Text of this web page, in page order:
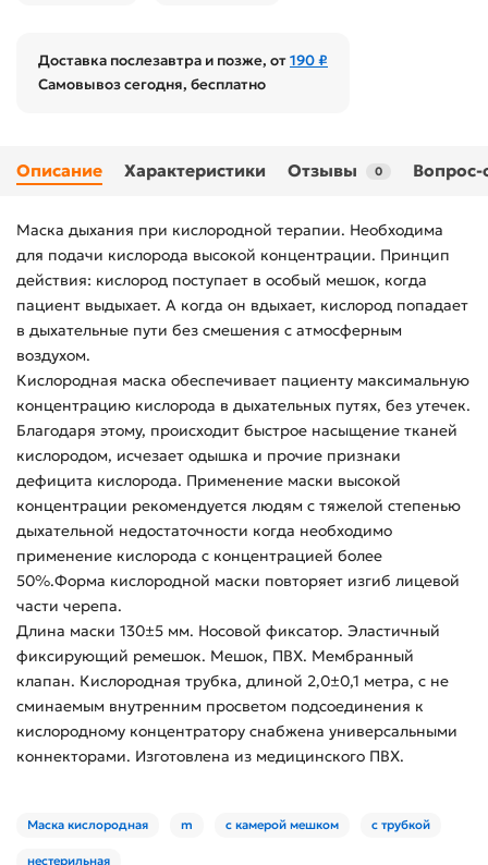
Доставка послезавтра и позже, от190 ₽
Самовывоз сегодня, бесплатно
Описание Характеристики Отзывы 0 Вопрос-
Маска дыхания при кислородной терапии. Необходима
для подачи кислорода высокой концентрации. Принцип
действия: кислород поступает в особый мешок, когда
пациент выдыхает. А когда он вдыхает, кислород попадает
в дыхательные пути без смешения с атмосферным
воздухом.
Кислородная маска обеспечивает пациенту максимальную
концентрацию кислорода в дыхательных путях, без утечек.
Благодаря этому, происходит быстрое насыщение тканей
кислородом, исчезает одышка и прочие признаки
дефицита кислорода. Применение маски высокой
концентрации рекомендуется людям с тяжелой степенью
дыхательной недостаточности когда необходимо
применение кислорода с концентрацией более
50%.Форма кислородной маски повторяет изгиб лицевой
части черепа.
Длина маски 130±5 мм. Носовой фиксатор. Эластичный
фиксирующий ремешок. Мешок, ПВХ. Мембранный
клапан. Кислородная трубка, длиной 2,0±0,1 метра, с не
сминаемым внутренним просветом подсоединения к
кислородному концентратору снабжена универсальными
коннекторами. Изготовлена из медицинского ПВХ.
Маска кислородная m с камерой мешком с трубкой
нестерильная